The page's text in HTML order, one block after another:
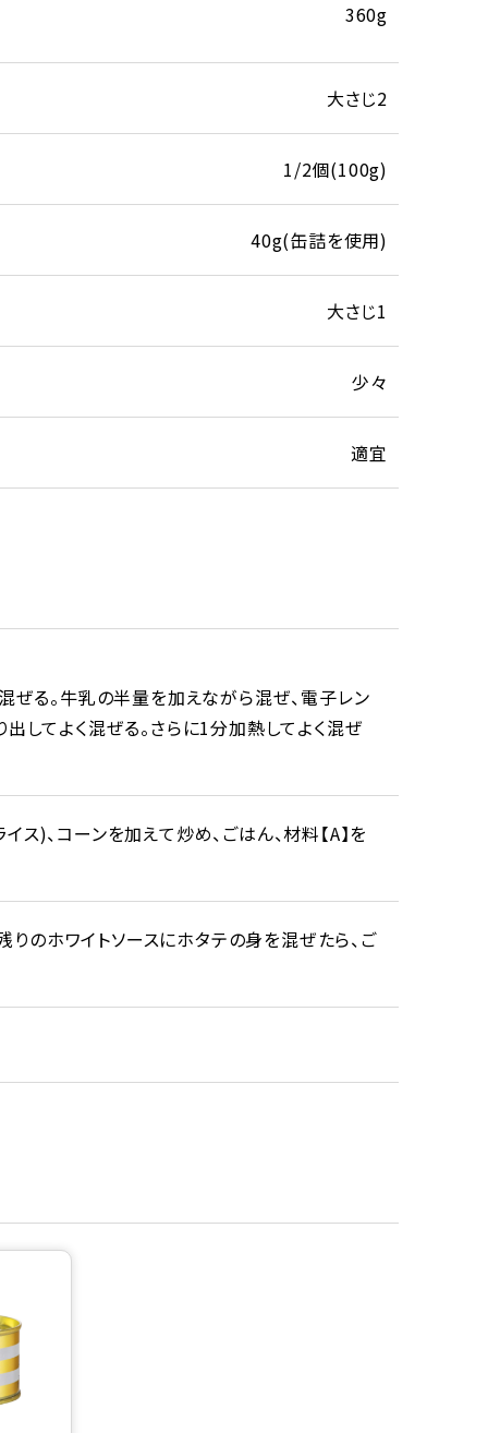
360g
大さじ2
1/2個(100g)
40g(缶詰を使用)
大さじ1
少々
適宜
る。牛乳の半量を加えながら混ぜ、電子レン
してよく混ぜる。さらに1分加熱してよく混ぜ
)、コーンを加えて炒め、ごはん、材料【A】を
のホワイトソースにホタテの身を混ぜたら、ご